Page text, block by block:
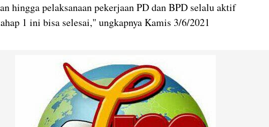
hingga pelaksanaan pekerjaan PD dan BPD selalu aktif
1 ini bisa selesai," ungkapnya Kamis 3/6/2021